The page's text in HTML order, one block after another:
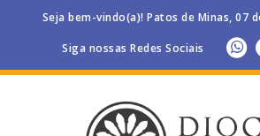
Seja bem-vindo(a)! Patos de Minas, 07
Siga nossas Redes Sociais